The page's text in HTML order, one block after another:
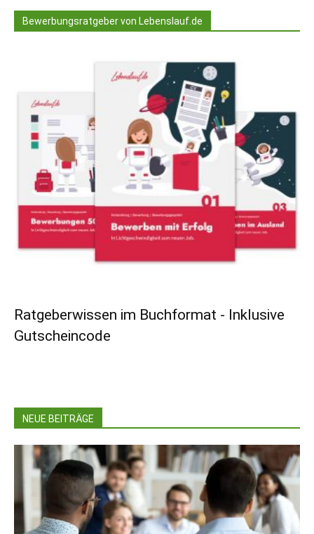
Bewerbungsratgeber von Lebenslauf.de
Ratgeberwissen im Buchformat - Inklusive
Gutscheincode
NEUE BEITRÄGE